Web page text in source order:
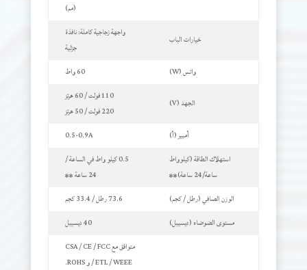
(مم)
خيارات الباب
واجهة زجاجية كاملة: نافذة
جزئية
واتس (W)
60 واط
الجهد (V)
110 فولت / 60 هرتز
220 فولت / 50 هرتز
أمبير (أ)
0.5-0.9A
استهلاك الطاقة(كيلوواط
ساعة/24 ساعة)**
0.5 كيلو واط في الساعة /
24 ساعة **
الوزن الصافي (رطل / كجم)
73.6 رطل / 33.4 كجم
مستوى الضوضاء (ديسيبل)
40 ديسيبل
متوافق مع CSA / CE / FCC
/ ETL / WEEE و ROHS.